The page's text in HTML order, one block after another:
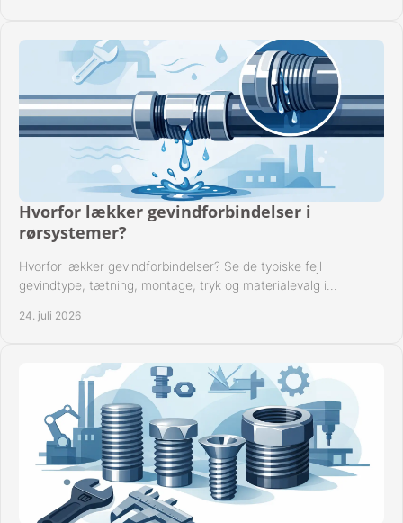
Hvorfor lækker gevindforbindelser i
rørsystemer?
Hvorfor lækker gevindforbindelser? Se de typiske fejl i
gevindtype, tætning, montage, tryk og materialevalg i
24. juli 2026